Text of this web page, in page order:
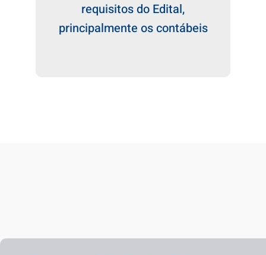
requisitos do Edital,
principalmente os contábeis